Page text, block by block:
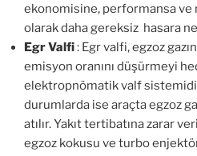
ekonomisine, performansa
olarak daha gereksiz hasara
Egr Valfi: Egr valfi, egzoz
emisyon oranını düşürmeyi
elektropnömatik valf sistemidir.
durumlarda ise araçta egzoz
atılır. Yakıt tertibatına zarar
egzoz kokusu ve turbo